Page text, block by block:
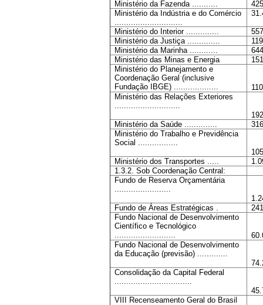
Ministério da Fazenda ...........
Ministério da Indústria e do Comércio
.............................
Ministério do Interior ..............
Ministério da Justiça ..............
Ministério da Marinha ............
Ministério das Minas e Energia
Ministério do Planejamento e
Coordenação Geral (inclusive
Fundação IBGE) ...................
Ministério das Relações Exteriores
............................
Ministério da Saúde ..............
Ministério do Trabalho e Previdência
Social .................
Ministério dos Transportes .....
1.3.2. Sob Coordenação Central:
Fundo de Reserva Orçamentária
........................
Fundo de Áreas Estratégicas .
Fundo Nacional de Desenvolvimento
Científico e Tecnológico
..........................
Fundo Nacional de Desenvolvimento
da Educação (previsão) .............
Consolidação da Capital Federal
.................................
VIII Recenseamento Geral do Brasil